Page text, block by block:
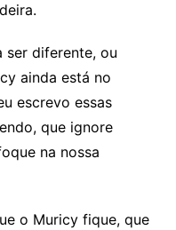
ser diferente, ou
ainda está no
escrevo essas
que ignore
na nossa
o Muricy fique, que